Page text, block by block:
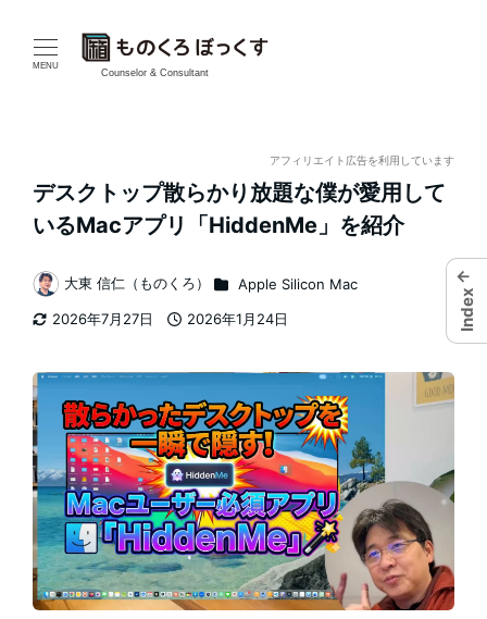
MENU
Counselor & Consultant
アフィリエイト広告を利用しています
デスクトップ散らかり放題な僕が愛用して
いるMacアプリ「HiddenMe」を紹介
2026年7月27日
2026年1月24日
著
者
大東 信仁（ものくろ） カテゴリー
Apple Silicon Mac ←
Index